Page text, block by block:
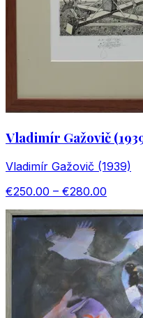
Vladimír Gažovič
Vladimír Gažovič (1939)
€250.00 – €280.00